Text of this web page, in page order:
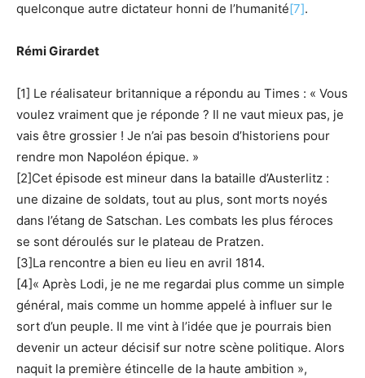
quelconque autre dictateur honni de l’humanité[7].
Rémi Girardet
[1] Le réalisateur britannique a répondu au Times : « Vous
voulez vraiment que je réponde ? Il ne vaut mieux pas, je
vais être grossier ! Je n’ai pas besoin d’historiens pour
rendre mon Napoléon épique. »
[2]Cet épisode est mineur dans la bataille d’Austerlitz :
une dizaine de soldats, tout au plus, sont morts noyés
dans l’étang de Satschan. Les combats les plus féroces
se sont déroulés sur le plateau de Pratzen.
[3]La rencontre a bien eu lieu en avril 1814.
[4]« Après Lodi, je ne me regardai plus comme un simple
général, mais comme un homme appelé à influer sur le
sort d’un peuple. Il me vint à l’idée que je pourrais bien
devenir un acteur décisif sur notre scène politique. Alors
naquit la première étincelle de la haute ambition »,